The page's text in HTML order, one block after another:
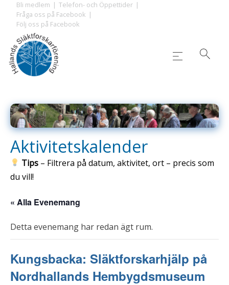
content
Bli medlem
Telefon- och Öppettider
Fråga oss på Facebook
Följ oss på Facebook
Aktivitetskalender
Tips – Filtrera på datum, aktivitet, ort – precis som
du vill!
« Alla Evenemang
Detta evenemang har redan ägt rum.
Kungsbacka: Släktforskarhjälp på
Nordhallands Hembygdsmuseum